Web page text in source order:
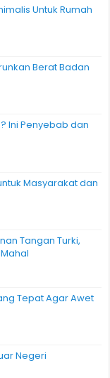
Untuk Rumah
Berat Badan
Ini Penyebab dan
Masyarakat dan
Tangan Turki,
Tepat Agar Awet
Negeri